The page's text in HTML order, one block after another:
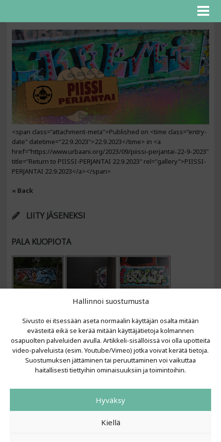
Hallinnoi suostumusta
Sivusto ei itsessään aseta normaalin käyttäjän osalta mitään
evästeitä eikä se kerää mitään käyttäjätietoja kolmannen
osapuolten palveluiden avulla. Artikkeli-sisällöissä voi olla upotteita
video-palveluista (esim. Youtube/Vimeo) jotka voivat kerätä tietoja.
Suostumuksen jättäminen tai peruuttaminen voi vaikuttaa
haitallisesti tiettyihin ominaisuuksiin ja toimintoihin.
Hyväksy
Kiellä
<span class="attachment-meta">Published on <time class="entry-
date" datetime="22.9.2023">22.9.2023</time> in <a
href="https://www.urbaani.org/2023/09/piissi-perjantai-22-9-2023"
title="Return to PIISSI-PERJANTAI 22.9.2023" rel="gallery">PIISSI-
PERJANTAI 22.9.2023</a></span>
« Back
LIITY JÄSENEKSI
PALA KUOPIOTA
VIIMEISIMMÄT ARTIKKELIT
LAINIT 2025: Tarhapäivä
Urbaani Zine